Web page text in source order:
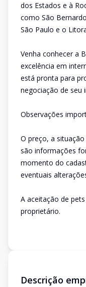
dos Estados e à
como São
São Paulo e o
Venha conhecer a
excelência em
está pronta para
negociação de seu
Observações
O preço, a
são informações
momento do
eventuais
A aceitação de
proprietário.
Descrição